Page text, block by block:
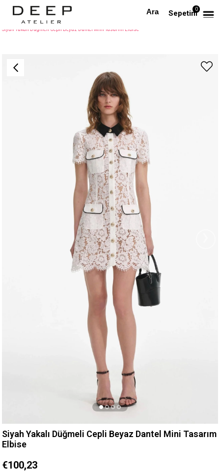
Sepetim0
Anasayfa TÜM ELBİSELER
Siyah Yakalı Düğmeli Cepli Beyaz Dantel Mini Tasarım Elbise
Siyah Yakalı Düğmeli Cepli Beyaz Dantel Mini Tasarım
Elbise
€100,23